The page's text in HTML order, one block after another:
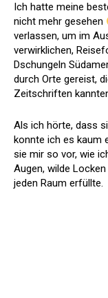
Ich hatte meine
nicht mehr gesehen
verlassen, um im
verwirklichen,
Dschungeln
durch Orte gereist,
Zeitschriften
Als ich hörte, dass
konnte ich es kaum
sie mir so vor, wie
Augen, wilde
jeden Raum erfüllte.